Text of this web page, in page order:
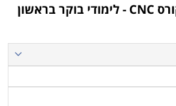
קורס CNC - לימודי בוקר בראשון